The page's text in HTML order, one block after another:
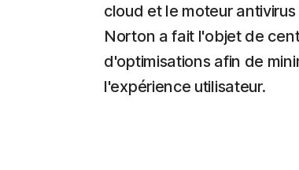
cloud et le moteur
Norton a fait l'objet de
d'optimisations afin de
l'expérience utilisateur.